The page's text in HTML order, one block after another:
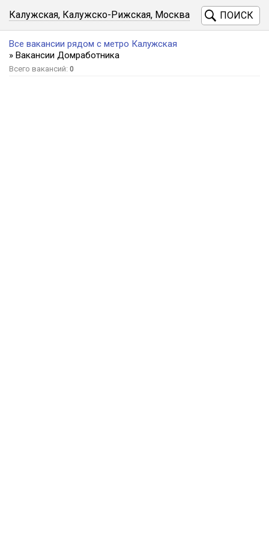
Калужская, Калужско-Рижская, Москва ПОИСК
Все вакансии рядом с метро Калужская
» Вакансии Домработника
Всего вакансий: 0